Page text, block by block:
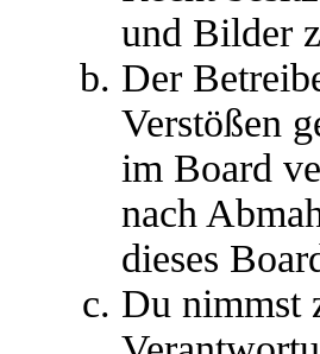
und Bilder
Der
Verstößen
im Board
nach
dieses
Du nimmst